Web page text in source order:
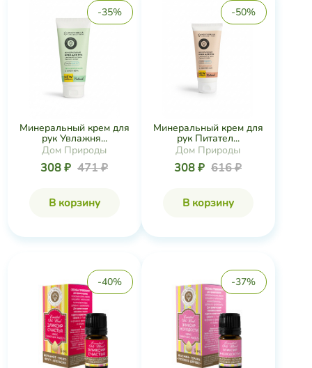
-35%
Минеральный крем для
рук Увлажня...
Дом Природы
308 ₽ 471 ₽
В корзину
-50%
Минеральный крем для
рук Питател...
Дом Природы
308 ₽ 616 ₽
В корзину
-40% -37%